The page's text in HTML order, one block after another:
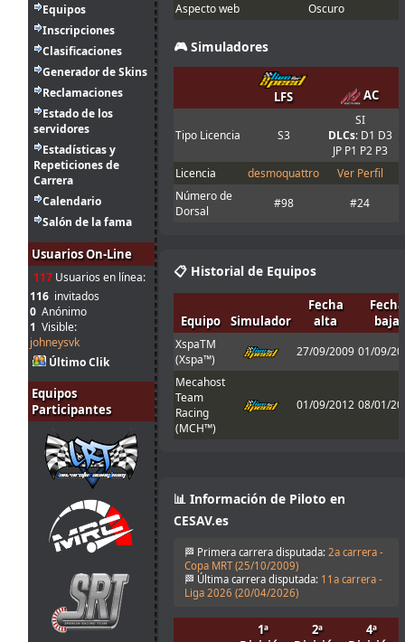
ago.
18:19
menjacocs
ago.
7:07
tangovalens :
"A fondo o a
casa"
31
jul.
14:13
johneysvk
Spambot in
forum
31
jul.
12:40
camtawn
Menjacocs, ten
agallas y T1 ;
*en ; Y t3, a
fondo o a casa
31
jul.
10:51
mitsumeku:
Tienes que
enviarlo al host
cuando sales de
boxes ; Para que
valide el setup
31
jul.
10:21
Ferminator:
Perdon, no se
que pasa con el
set obligatorio,
yo lo meto en la
carpeta de
setup y me echa
en 30
31
jul.
9:43
menjacocs:
1 segunto en el
T1 !!!!
Cameron!!!
15:04
Malavida Valdez
Mola! Nos
vemos el Lunes
😃
johneysvk:
Would be good
to allow
different tyre
manufacturers
Equipos
Inscripciones
Clasificaciones
Generador de Skins
Reclamaciones
Estado de los
servidores
Estadísticas y
Repeticiones de
Carrera
Calendario
Salón de la fama
Usuarios On-Line
117 Usuarios en línea:
116 invitados
0 Anónimo
1 Visible:
johneysvk
Último Clik
Equipos
Participantes
Aspecto web
Oscuro
🎮 Simuladores
LFS AC
Tipo Licencia S3
SI
DLCs: D1 D3
JP P1 P2 P3
Licencia
desmoquattro
Ver Perfil
Número de
Dorsal
#98 #24
📋 Historial de Equipos
Equipo Simulador
Fecha
alta
Fecha
baja
XspaTM
(Xspa™)
27/09/2009 01/09/
Mecahost
Team
Racing
(MCH™)
01/09/2012 08/01/
📊 Información de Piloto en
CESAV.es
🏁 Primera carrera disputada: 2a carrera -
Copa MRT (25/10/2009)
🏁 Última carrera disputada: 11a carrera -
Liga 2026 (20/04/2026)
1ª
2ª
4ª